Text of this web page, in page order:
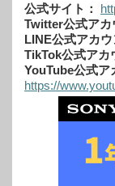
公式サイト：
Twitter公式アカ
LINE公式アカウ
TikTok公式アカ
YouTube公式ア
https://